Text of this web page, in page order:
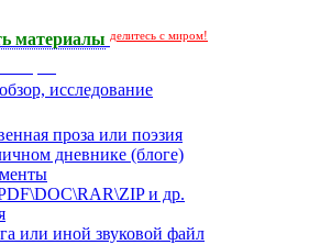
материалы делитесь с миром!
исследование
проза или поэзия
дневнике (блоге)
и др.
или иной звуковой файл